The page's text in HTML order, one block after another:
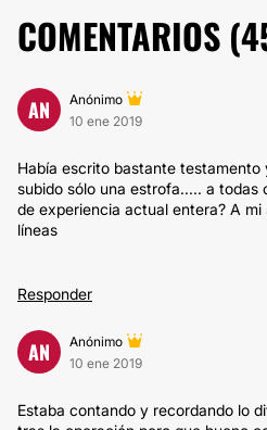
COMENTARIOS (
AN
Anónimo
10 ene 2019
Había escrito bastante testamento
subido sólo una estrofa..... a
de experiencia actual entera? A
líneas
Responder
AN
Anónimo
10 ene 2019
Estaba contando y recordando lo